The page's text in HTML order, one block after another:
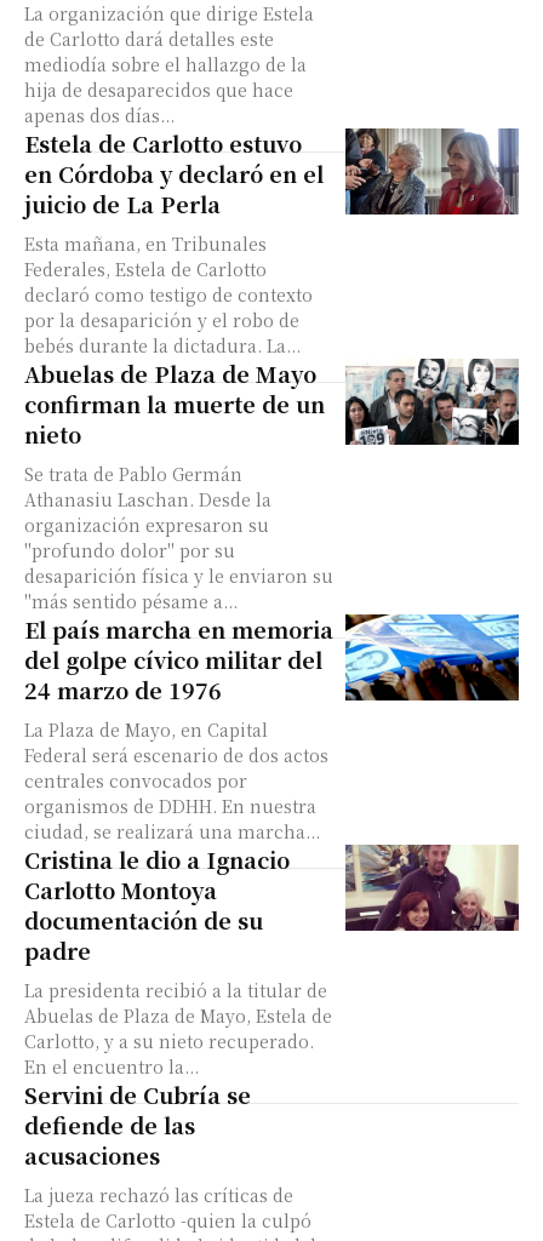
La organización que dirige Estela
de Carlotto dará detalles este
mediodía sobre el hallazgo de la
hija de desaparecidos que hace
apenas dos días...
Estela de Carlotto estuvo
en Córdoba y declaró en el
juicio de La Perla
Esta mañana, en Tribunales
Federales, Estela de Carlotto
declaró como testigo de contexto
por la desaparición y el robo de
bebés durante la dictadura. La...
Abuelas de Plaza de Mayo
confirman la muerte de un
nieto
Se trata de Pablo Germán
Athanasiu Laschan. Desde la
organización expresaron su
"profundo dolor" por su
desaparición física y le enviaron su
"más sentido pésame a...
El país marcha en memoria
del golpe cívico militar del
24 marzo de 1976
La Plaza de Mayo, en Capital
Federal será escenario de dos actos
centrales convocados por
organismos de DDHH. En nuestra
ciudad, se realizará una marcha...
Cristina le dio a Ignacio
Carlotto Montoya
documentación de su
padre
La presidenta recibió a la titular de
Abuelas de Plaza de Mayo, Estela de
Carlotto, y a su nieto recuperado.
En el encuentro la...
Servini de Cubría se
defiende de las
acusaciones
La jueza rechazó las críticas de
Estela de Carlotto -quien la culpó